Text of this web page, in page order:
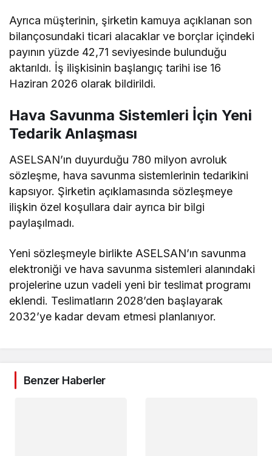
Ayrıca müşterinin, şirketin kamuya açıklanan son
bilançosundaki ticari alacaklar ve borçlar içindeki
payının yüzde 42,71 seviyesinde bulunduğu
aktarıldı. İş ilişkisinin başlangıç tarihi ise 16
Haziran 2026 olarak bildirildi.
Hava Savunma Sistemleri İçin Yeni
Tedarik Anlaşması
ASELSAN’ın duyurduğu 780 milyon avroluk
sözleşme, hava savunma sistemlerinin tedarikini
kapsıyor. Şirketin açıklamasında sözleşmeye
ilişkin özel koşullara dair ayrıca bir bilgi
paylaşılmadı.
Yeni sözleşmeyle birlikte ASELSAN’ın savunma
elektroniği ve hava savunma sistemleri alanındaki
projelerine uzun vadeli yeni bir teslimat programı
eklendi. Teslimatların 2028’den başlayarak
2032’ye kadar devam etmesi planlanıyor.
Benzer Haberler